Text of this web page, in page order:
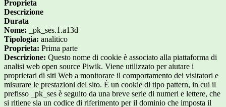
Proprieta
Descrizione
Durata
Nome: _pk_ses.1.a13d
Tipologia: analitico
Proprieta: Prima parte
Descrizione: Questo nome di cookie è associato alla piattaforma di
analisi web open source Piwik. Viene utilizzato per aiutare i
proprietari di siti Web a monitorare il comportamento dei visitatori e
misurare le prestazioni del sito. È un cookie di tipo pattern, in cui il
prefisso _pk_ses è seguito da una breve serie di numeri e lettere, che
si ritiene sia un codice di riferimento per il dominio che imposta il